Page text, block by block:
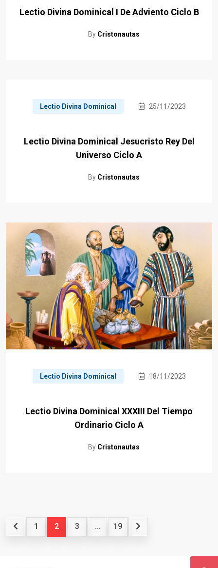
Lectio Divina Dominical I De Adviento Ciclo B
By Cristonautas
Lectio Divina Dominical 25/11/2023
Lectio Divina Dominical Jesucristo Rey Del
Universo Ciclo A
By Cristonautas
Lectio Divina Dominical 18/11/2023
Lectio Divina Dominical XXXIII Del Tiempo
Ordinario Ciclo A
By Cristonautas
1 2 3 … 19